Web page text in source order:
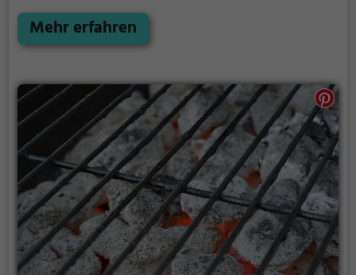
Lösung. Gegrillt wird hier mit Holz.
Mehr erfahren